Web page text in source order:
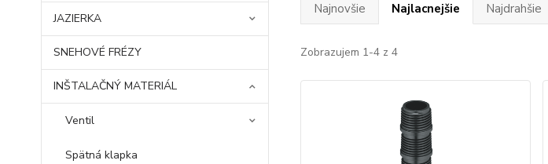
JAZIERKA
SNEHOVÉ FRÉZY
INŠTALAČNÝ MATERIÁL
Ventil
Spätná klapka
Najnovšie Najlacnejšie Najdrahšie
Zobrazujem 1-4 z 4